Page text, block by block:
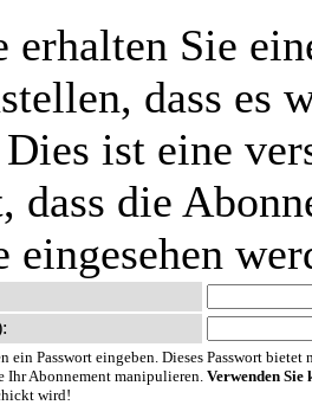
erhalten Sie
dass es
ist eine
dass die
eingesehen
ein Passwort eingeben. Dieses Passwort
Ihr Abonnement manipulieren. Verwenden Sie
wird!